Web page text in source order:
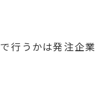
行うかは発注企